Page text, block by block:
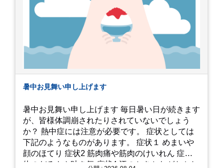
暑中お見舞い申し上げます
暑中お見舞い申し上げます 毎日暑い日が続きます
が、皆様体調崩されたりされていないでしょう
か？ 熱中症には注意が必要です。 症状としては
下記のようなものがあります。 症状１ めまいや
顔のほてり 症状2 筋肉痛や筋肉のけいれん 症状3
体のだるさや吐き気 症状4 汗のかきかたがおかし